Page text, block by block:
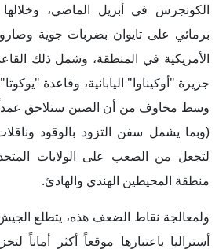
الكونجرس في أبريل الماضي،
برمائي على تايوان بضربات جوية
الأمريكية في المنطقة، وشمل ذلك
جزيرة "أوكيناوا" اليابانية، وقاعدة
وسط مخاوف من أن الصين ستلاحق عمداً
(وبما يشمل سفن التزود بالوقود
لتجعل من الصعب على الولايات
منطقة المحيطين الهندي والهادئ.
ولمعالجة نقاط الضعف هذه، يتطلع
أستراليا باعتبارها موقعاً أكثر أماناً